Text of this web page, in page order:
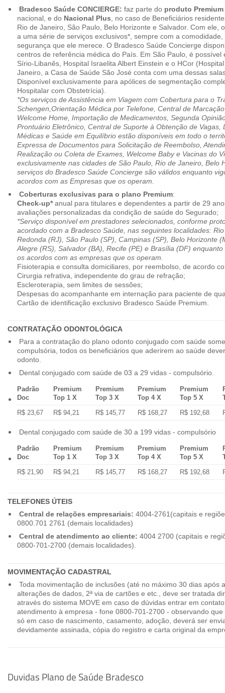
Bradesco Saúde CONCIERGE: faz parte do produto Premium
nacional, e do Nacional Plus , no caso de Beneficiários
Rio de Janeiro, São Paulo, Belo Horizonte e Salvador. Com ele,
a uma série de serviços exclusivos*, sempre com a
segurança que ele merece. O Bradesco Saúde Concierge
centros de referência médica do País. Em São Paulo, é possível
Sírio-Libanês, Hospital Israelita Albert Einstein e o HCor
Janeiro, a Casa de Saúde São José conta com uma dessas
Disponível exclusivamente para apólices de segmentação
Hospitalar com Obstetrícia).
*Os serviços de Assistência em Viagem com Cobertura para o
Schengen,Orientação Médica por Telefone, Central de
Welcome Home, Importação de Medicamentos, Segunda
Prontuário Eletrônico, Central de Suporte à Obtenção de Vagas,
Médicas e Saúde em Equilíbrio estão disponíveis em todo o
Expressa de Documentos para Solicitação de Reembolso,
Realização ou Coleta de Exames, Welcome Baby e Vacinas do
exclusivamente nas cidades de São Paulo, Rio de Janeiro, Belo
serviços do Bradesco Saúde Concierge são válidos enquanto
acordos com as Empresas que os operam.
Coberturas exclusivas para o plano Premium:
Check-up*anual para titulares e dependentes a partir de 29
avaliações personalizadas da condição de saúde do Segurado;
*Serviço disponível em prestadores selecionados, conforme
acordado com a Bradesco Saúde, nas seguintes localidades:
Redonda (RJ), São Paulo (SP), Campinas (SP), Belo Horizonte
Alegre (RS), Salvador (BA), Recife (PE) e Brasília (DF)
os acordos com as empresas que os operam.
Fisioterapia e consulta domiciliares, por reembolso, de acordo
Cirurgia refrativa, independente do grau de refração;
Escleroterapia, sem limites de sessões;
Despesas do acompanhante em internação para paciente de
Cartão de identificação exclusivo Bradesco Saúde Premium.
CONTRATAÇÃO ODONTOLÓGICA
Para a contratação do plano odonto conjugado com saúde
compulsória, todos os beneficiários que aderirem ao saúde
odonto.
Dental conjugado com saúde de 03 a 29 vidas - compulsório.
Padrão
Doc
Premium
Top 1 X
Premium
Top 3 X
Premium
Top 4 X
Premium
Top 5 X
R$ 23,67
R$ 94,21 R$ 145,77 R$ 168,27 R$ 192,68
Dental conjugado com saúde de 30 a 199 vidas - compulsório
Padrão
Doc
Premium
Top 1 X
Premium
Top 3 X
Premium
Top 4 X
Premium
Top 5 X
R$ 21,90
R$ 94,21 R$ 145,77 R$ 168,27 R$ 192,68
TELEFONES ÚTEIS
Central de relações empresariais: 4004-2761(capitais e
0800.701 2761 (demais localidades)
Central de atendimento ao cliente: 4004 2700 (capitais e
0800-701-2700 (demais localidades).
MOVIMENTAÇÃO CADASTRAL
Toda movimentação de inclusões (até no máximo 30 dias após
alterações de dados, 2ª via de cartões e etc., deve ser tratada
através do sistema MOVE em caso de dúvidas entrar em
atendimento à empresa - fone 0800-701-2700 - observando
só em caso de nascimento, casamento, adoção, deverá ser
devidamente assinada, cópia do registro e carta original da
Duvidas Plano de Saúde Bradesco